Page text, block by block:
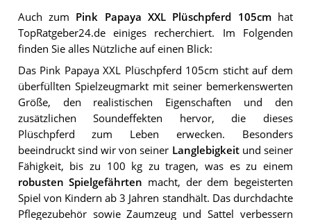
Auch zum Pink Papaya XXL Plüschpferd 105cmhat
TopRatgeber24.de einiges recherchiert. Im Folgenden
finden Sie alles Nützliche auf einen Blick:
Das Pink Papaya XXL Plüschpferd 105cm sticht auf dem
überfüllten Spielzeugmarkt mit seiner bemerkenswerten
Größe, den realistischen Eigenschaften und den
zusätzlichen Soundeffekten hervor, die dieses
Plüschpferd zum Leben erwecken. Besonders
beeindruckt sind wir von seiner Langlebigkeitund seiner
Fähigkeit, bis zu 100 kg zu tragen, was es zu einem
robusten Spielgefährten macht, der dem begeisterten
Spiel von Kindern ab 3 Jahren standhält. Das durchdachte
Pflegezubehör sowie Zaumzeug und Sattel verbessern